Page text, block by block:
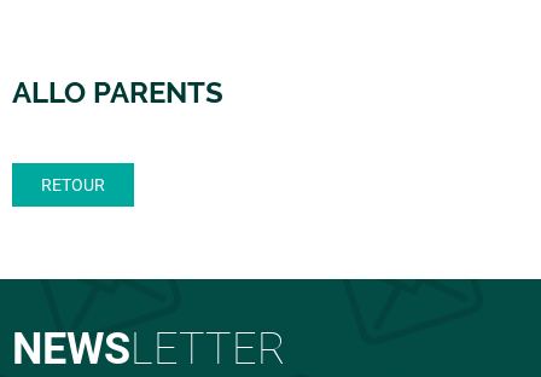
ALLO PARENTS
RETOUR
NEWSLETTER